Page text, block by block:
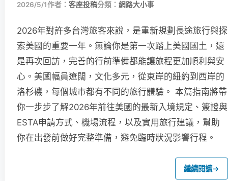
2026/5/1作者： 客座投稿分類： 網路大小事
2026年對許多台灣旅客來說，是重新規劃長途旅行與探
索美國的重要一年。無論你是第一次踏上美國國土，還
是再次回訪，完善的行前準備都能讓旅程更加順利與安
心。美國幅員遼闊，文化多元，從東岸的紐約到西岸的
洛杉磯，每個城市都有不同的旅行體驗。 本篇指南將帶
你一步步了解2026年前往美國的最新入境規定、簽證與
ESTA申請方式、機場流程，以及實用旅行建議，幫助
你在出發前做好完整準備，避免臨時狀況影響行程。
繼續閱讀→